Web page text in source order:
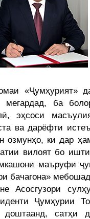
«Ҷумҳурият»
мегардад, ба
эҳсоси
ва дарёфти
озмунҳо, ки дар
вилоят бо
маъруфи
бачагона»
Асосгузори
Ҷумҳурии
доштаанд, сатҳи